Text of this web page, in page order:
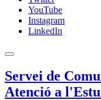
YouTube
Instagram
LinkedIn
Servei de
Atenció a